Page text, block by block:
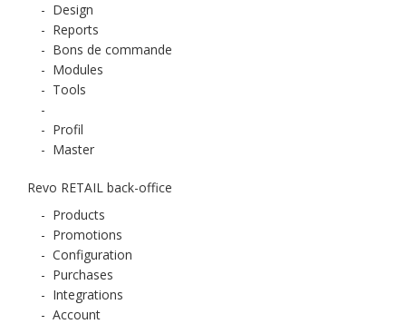
- Design
- Reports
- Bons de commande
- Modules
- Tools
-
- Profil
- Master
Revo RETAIL back-office
- Products
- Promotions
- Configuration
- Purchases
- Integrations
- Account